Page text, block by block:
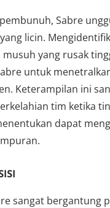
Sabre
licin.
yang rusak
untuk
Keterampilan ini
tim ketika
dapat
sangat bergantung